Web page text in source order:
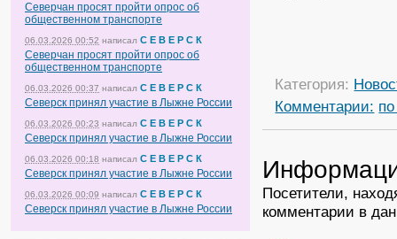
Северчан просят пройти опрос об
общественном транспорте
06.03.2026 00:52 написал С Е В Е Р С К
Северчан просят пройти опрос об
общественном транспорте
06.03.2026 00:37 написал С Е В Е Р С К
Северск принял участие в Лыжне России
06.03.2026 00:23 написал С Е В Е Р С К
Северск принял участие в Лыжне России
06.03.2026 00:18 написал С Е В Е Р С К
Северск принял участие в Лыжне России
06.03.2026 00:09 написал С Е В Е Р С К
Северск принял участие в Лыжне России
Категория:
Комментарии:
Посетители,
комментарии в